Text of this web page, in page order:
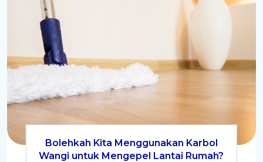
Bolehkah Kita Menggunakan Karbol
Wangi untuk Mengepel Lantai Rumah?